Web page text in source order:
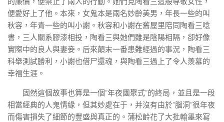
便愛好上了他。本來，女鬼本是兩名妙齡美男，年長一些的叫
秋容，年青一些的叫小謝。秋容和小謝在舊屋里陪同陶看三唸
書，三人關系膠漆相投，陶看三與她們雖是陰陽相隔，卻好像
實際中的良人與妻妾。后來顛末一番患難經過的事況，陶看三
科舉測試勝利，小謝也借尸還魂，與陶看三過上了令人羨慕的
幸福生涯。
固然這個故事也算是一個“年夜團聚式”的終局，並且是一段
相當經典的人鬼情緣，但其妙處在于，并沒有由於“腦洞”很年夜
而傷害損失了細節的豐盛與真正的。蒲松齡花了大批翰墨來寫